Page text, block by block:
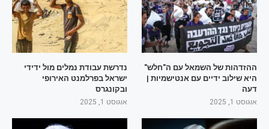
ההזדהות של השמאל עם ה"חלש"
היא שילוב ידיים עם אנטישמיות |
דעה
אוגוסט 1, 2025
נדרשת עבודת נמלים מול ידידי
ישראל בפרלמנט האירופי
ובקונגרס
אוגוסט 1, 2025